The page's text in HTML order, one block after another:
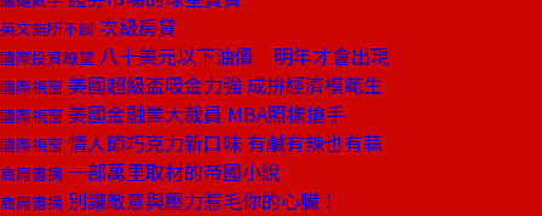
英文無所不談 次級房貸
國際投資瞭望 八十美元以下油價 明年才會出現
國際視窗 美國超級盃吸金力強 成拚經濟模範生
國際視窗 美國金融業大裁員 MBA照樣搶手
國際視窗 情人節巧克力新口味 有鹹有辣也有蒜
商周書摘 一部萬里取材的帝國小說
商周書摘 別讓敵意與壓力惹毛你的心臟！